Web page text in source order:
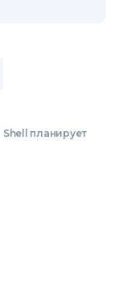
Shell планирует